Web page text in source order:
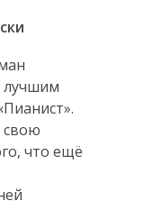
лучшим
свою
что ещё